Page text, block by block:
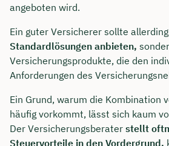
angeboten wird.
Ein guter Versicherer sollte
Standardlösungen anbieten,
Versicherungsprodukte, die den
Anforderungen des
Ein Grund, warum die Kombination
häufig vorkommt, lässt sich kaum
Der Versicherungsberater stellt
Steuervorteile in den Vordergrund,
Jetzt persönliches
Beratungsgespräch
Tobias Niendieck
Wir beraten dich Montag bis